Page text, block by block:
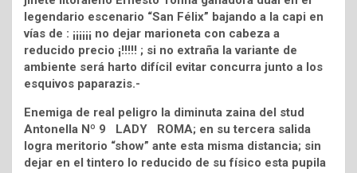
legendario escenario “San Félix” bajando a la capi en
vías de : ¡¡¡¡¡¡ no dejar marioneta con cabeza a
reducido precio ¡!!!!! ; si no extraña la variante de
ambiente será harto difícil evitar concurra junto a los
esquivos paparazis.-
Enemiga de real peligro la diminuta zaina del stud
Antonella Nº 9 LADY ROMA; en su tercera salida
logra meritorio “show” ante esta misma distancia; sin
dejar en el tintero lo reducido de su físico esta pupila